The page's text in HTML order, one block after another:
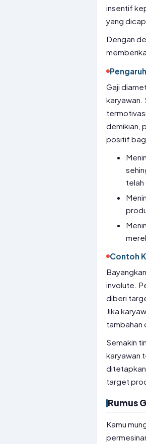
insentif
yang
Dengan
Gaji
karyawan.
demikian,
positif
telah
Contoh
involute.
diberi
Jika
tambahan
Semakin
karyawan
target
Rumus
Kamu